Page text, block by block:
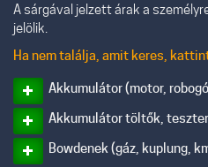
A sárgával jelzett árak a
jelölik.
Ha nem találja, amit keres,
Akkumulátor (motor,
Akkumulátor töltők,
Bowdenek (gáz, kuplung,